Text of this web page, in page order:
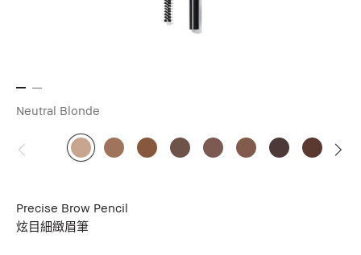
Neutral Blonde
Precise Brow Pencil
炫目細緻眉筆